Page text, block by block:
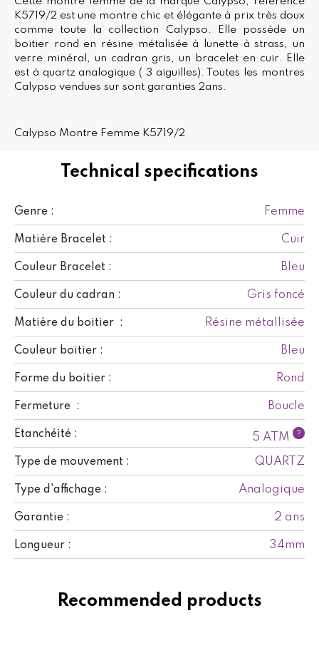
Technical specifications
Genre : Femme
Matière Bracelet : Cuir
Couleur Bracelet : Bleu
Couleur du cadran : Gris foncé
Matière du boitier : Résine métallisée
Couleur boitier : Bleu
Forme du boitier : Rond
Fermeture : Boucle
Etanchéité : 5 ATM ?
Type de mouvement : QUARTZ
Type d'affichage : Analogique
Garantie : 2 ans
Longueur : 34mm
K5719/2 est une montre chic et élégante à prix très doux
comme toute la collection Calypso. Elle possède un
boitier rond en résine métalisée à lunette à strass, un
verre minéral, un cadran gris, un bracelet en cuir. Elle
est à quartz analogique ( 3 aiguilles). Toutes les montres
Calypso vendues sur sont garanties 2ans.
Calypso Montre Femme K5719/2
Recommended products